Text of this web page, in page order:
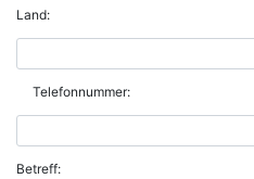
Land:
Telefonnummer:
Betreff: